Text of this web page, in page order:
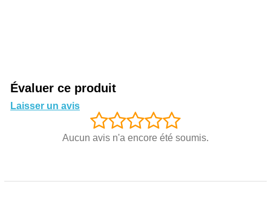
Évaluer ce produit
Laisser un avis
Aucun avis n'a encore été soumis.